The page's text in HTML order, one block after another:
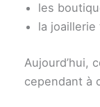
les
la
Aujourd’hui,
cependant à